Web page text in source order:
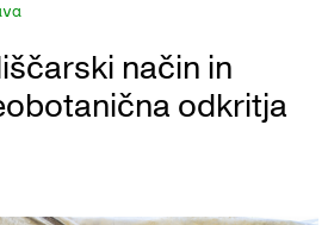
način in
odkritja